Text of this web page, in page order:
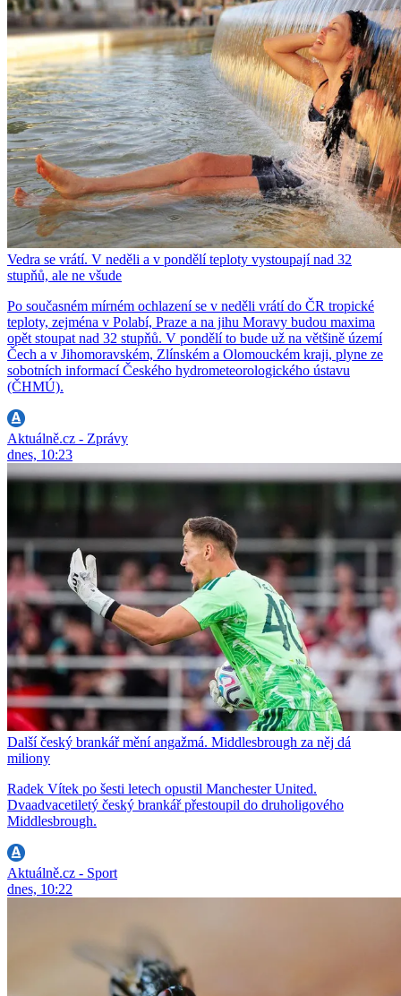
Vedra se vrátí. V neděli a v pondělí teploty vystoupají nad 32
stupňů, ale ne všude
Po současném mírném ochlazení se v neděli vrátí do ČR tropické
teploty, zejména v Polabí, Praze a na jihu Moravy budou maxima
opět stoupat nad 32 stupňů. V pondělí to bude už na většině území
Čech a v Jihomoravském, Zlínském a Olomouckém kraji, plyne ze
sobotních informací Českého hydrometeorologického ústavu
(ČHMÚ).
Aktuálně.cz - Zprávy
dnes, 10:23
Další český brankář mění angažmá. Middlesbrough za něj dá
miliony
Radek Vítek po šesti letech opustil Manchester United.
Dvaadvacetiletý český brankář přestoupil do druholigového
Middlesbrough.
Aktuálně.cz - Sport
dnes, 10:22